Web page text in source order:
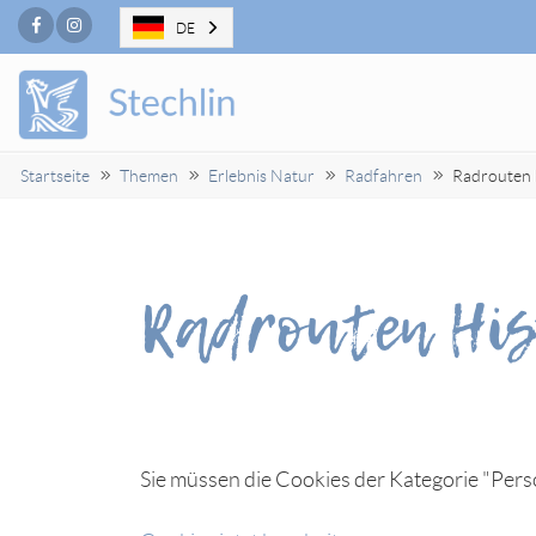
FacebookInstagram
Startseite Themen Erlebnis Natur Radfahren Radrouten
Radrouten
Sie müssen die Cookies der Kategorie
DE